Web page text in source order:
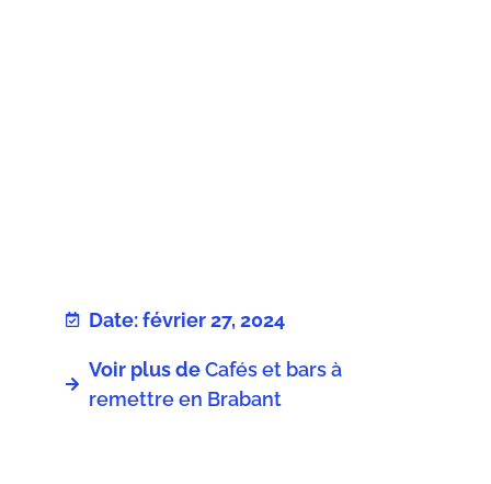
Date: février 27, 2024
Voir plus deCafés et bars à
remettre en Brabant